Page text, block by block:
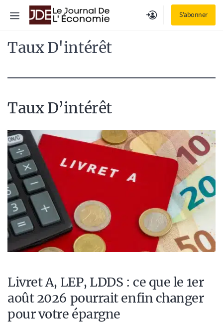
S'abonner
Menu
Taux D'intérêt
Taux D’intérêt
Livret A, LEP, LDDS : ce que le 1er
août 2026 pourrait enfin changer
pour votre épargne